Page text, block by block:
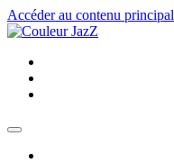
Accéder au contenu principal